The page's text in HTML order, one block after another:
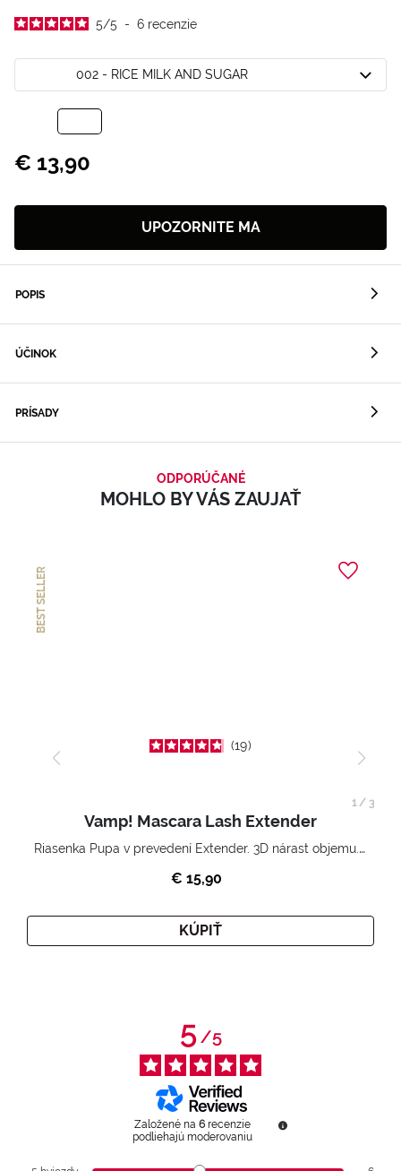
5/5 - 6 recenzie
002 - RICE MILK AND SUGAR
€ 13,90
UPOZORNITE MA
POPIS
ÚČINOK
PRÍSADY
ODPORÚČANÉ
MOHLO BY VÁS ZAUJAŤ
BEST SELLER
19
Vamp! Mascara Lash Extender
Riasenka Pupa v prevedení Extender. 3D nárast objemu. Nekonečne zhutnené a nadvihnuté riasy.
€ 15,90
KÚPIŤ
1/ 3
5/5
Založené na 6 recenzie
podliehajú moderovaniu